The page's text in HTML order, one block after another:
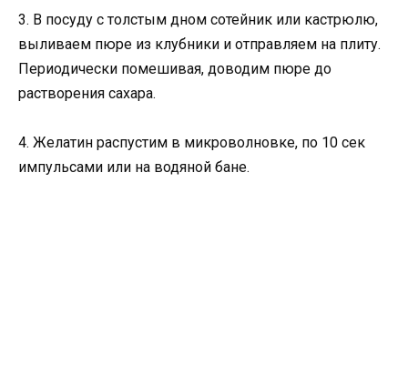
3. В посуду с толстым дном сотейник или кастрюлю,
выливаем пюре из клубники и отправляем на плиту.
Периодически помешивая, доводим пюре до
растворения сахара.
4. Желатин распустим в микроволновке, по 10 сек
импульсами или на водяной бане.